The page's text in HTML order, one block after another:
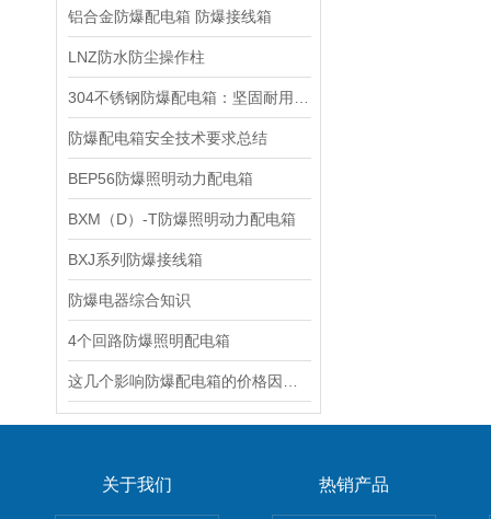
铝合金防爆配电箱 防爆接线箱
LNZ防水防尘操作柱
防爆配电箱安全技术要求总结
BEP56防爆照明动力配电箱
BXM（D）-T防爆照明动力配电箱
BXJ系列防爆接线箱
防爆电器综合知识
4个回路防爆照明配电箱
关于我们 热销产品